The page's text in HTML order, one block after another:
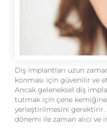
Diş implantları uzun
konması için güvenilir ve
Ancak geleneksel diş
tutmak için çene
yerleştirilmesini gerektirir.
dönemi ile zaman alıcı ve